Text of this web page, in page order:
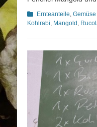
Kategorien
Ernteanteile,
Kohlrabi, Mangold,